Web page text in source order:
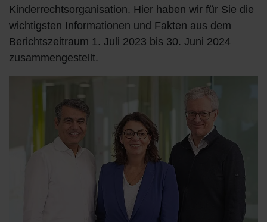
Kinderrechtsorganisation. Hier haben wir für Sie die
wichtigsten Informationen und Fakten aus dem
Berichtszeitraum 1. Juli 2023 bis 30. Juni 2024
zusammengestellt.